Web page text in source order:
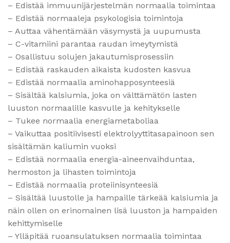
– Edistää immuunijärjestelmän normaalia toimintaa
– Edistää normaaleja psykologisia toimintoja
– Auttaa vähentämään väsymystä ja uupumusta
– C-vitamiini parantaa raudan imeytymistä
– Osallistuu solujen jakautumisprosessiin
– Edistää raskauden aikaista kudosten kasvua
– Edistää normaalia aminohapposynteesiä
– Sisältää kalsiumia, joka on välttämätön lasten
luuston normaalille kasvulle ja kehitykselle
– Tukee normaalia energiametaboliaa
– Vaikuttaa positiivisesti elektrolyyttitasapainoon sen
sisältämän kaliumin vuoksi
– Edistää normaalia energia-aineenvaihduntaa,
hermoston ja lihasten toimintoja
– Edistää normaalia proteiinisynteesiä
– Sisältää luustolle ja hampaille tärkeää kalsiumia ja
näin ollen on erinomainen lisä luuston ja hampaiden
kehittymiselle
– Ylläpitää ruoansulatuksen normaalia toimintaa